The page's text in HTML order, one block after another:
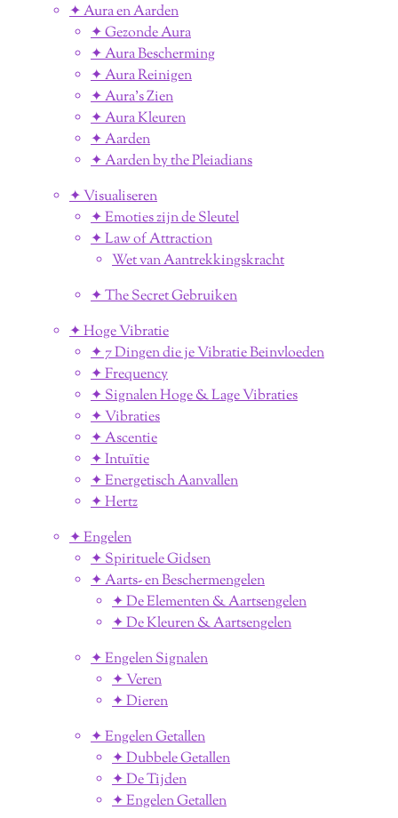
✦ Aura en Aarden
✦ Gezonde Aura
✦ Aura Bescherming
✦ Aura Reinigen
✦ Aura's Zien
✦ Aura Kleuren
✦ Aarden
✦ Aarden by the Pleiadians
✦ Visualiseren
✦ Emoties zijn de Sleutel
✦ Law of Attraction
Wet van Aantrekkingskracht
✦ The Secret Gebruiken
✦ Hoge Vibratie
✦ 7 Dingen die je Vibratie Beinvloeden
✦ Frequency
✦ Signalen Hoge & Lage Vibraties
✦ Vibraties
✦ Ascentie
✦ Intuïtie
✦ Energetisch Aanvallen
✦ Hertz
✦ Engelen
✦ Spirituele Gidsen
✦ Aarts- en Beschermengelen
✦ De Elementen & Aartsengelen
✦ De Kleuren & Aartsengelen
✦ Engelen Signalen
✦ Veren
✦ Dieren
✦ Engelen Getallen
✦ Dubbele Getallen
✦ De Tijden
✦ Engelen Getallen